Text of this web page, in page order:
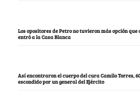
Los opositores de Petro no tuvieron más opción
entró a la Casa Blanca
Así encontraron el cuerpo del cura Camilo Torres,
escondido por un general del Ejército